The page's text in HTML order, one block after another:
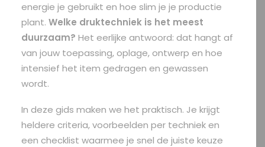
energie je gebruikt en hoe slim je je productie
plant. Welke druktechniek is het meest
duurzaam? Het eerlijke antwoord: dat hangt af
van jouw toepassing, oplage, ontwerp en hoe
intensief het item gedragen en gewassen
wordt.
In deze gids maken we het praktisch. Je krijgt
heldere criteria, voorbeelden per techniek en
een checklist waarmee je snel de juiste keuze